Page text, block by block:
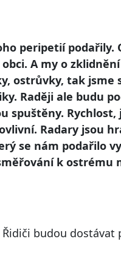
peripetií
A my o
ostrůvky, tak jsme
Raději ale budu
spuštěny.
Radary jsou
se nám podařilo
k ostrému
budou